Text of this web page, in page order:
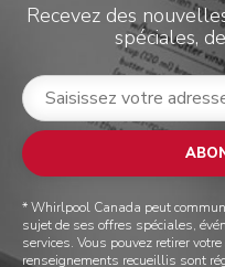
Recevez des
spéciales,
* Whirlpool Canada peut
sujet de ses offres spéciales,
services. Vous pouvez retirer
renseignements recueillis sont